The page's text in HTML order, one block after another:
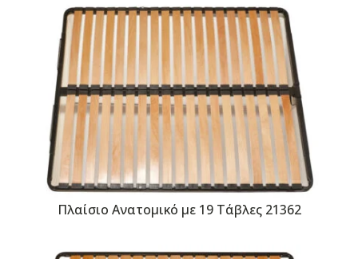
Πλαίσιο Ανατομικό με 19 Τάβλες 21362